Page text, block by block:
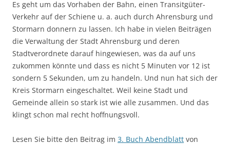
Es geht um das Vorhaben der Bahn, einen Transitgüter-
Verkehr auf der Schiene u. a. auch durch Ahrensburg und
Stormarn donnern zu lassen. Ich habe in vielen Beiträgen
die Verwaltung der Stadt Ahrensburg und deren
Stadtverordnete darauf hingewiesen, was da auf uns
zukommen könnte und dass es nicht 5 Minuten vor 12 ist
sondern 5 Sekunden, um zu handeln. Und nun hat sich der
Kreis Stormarn eingeschaltet. Weil keine Stadt und
Gemeinde allein so stark ist wie alle zusammen. Und das
klingt schon mal recht hoffnungsvoll.
Lesen Sie bitte den Beitrag im 3. Buch Abendblatt von